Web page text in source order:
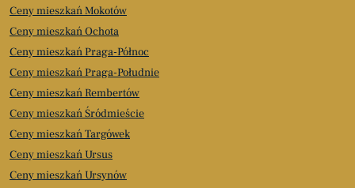
Ceny mieszkań Mokotów
Ceny mieszkań Ochota
Ceny mieszkań Praga-Północ
Ceny mieszkań Praga-Południe
Ceny mieszkań Rembertów
Ceny mieszkań Śródmieście
Ceny mieszkań Targówek
Ceny mieszkań Ursus
Ceny mieszkań Ursynów